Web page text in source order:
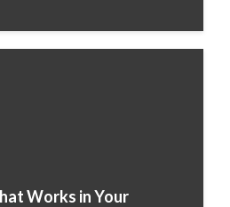
Works in Your